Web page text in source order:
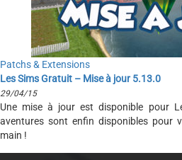
Patchs & Extensions
Les Sims Gratuit – Mise à jour 5.13.0
29/04/15
Une mise à jour est disponible pour
aventures sont enfin disponibles pour
main !